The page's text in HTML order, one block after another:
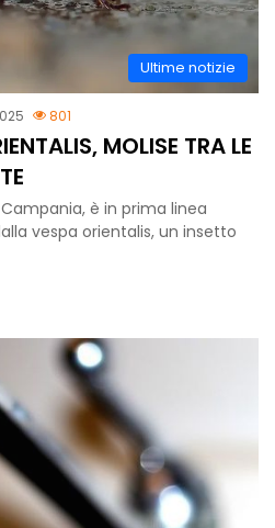
Ultime notizie
801
MOLISE TRA LE
è in prima linea
vespa orientalis, un insetto